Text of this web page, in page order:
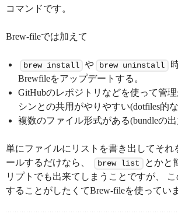
コマンドです。
Brew-fileでは加えて
brew install や brew uninstall
Brewfileをアップデートする。
GitHubのレポジトリなどを使って管
シンとの共用がやりやすい(dotfiles的な
複数のファイル形式がある(bundleの出
単にファイルにリストを書き出してそれ
ールするだけなら、
brew list
とかと
リプトでも出来てしまうことですが、
することがしたくてBrew-fileを使ってい